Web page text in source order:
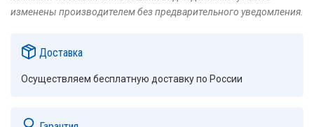
изменены производителем без предварительного уведомления.
Доставка
Осуществляем бесплатную доставку по России